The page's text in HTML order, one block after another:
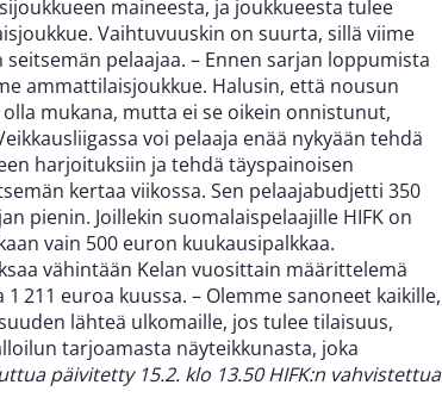
maineesta, ja joukkueesta tulee
Vaihtuvuuskin on suurta, sillä viime
pelaajaa. – Ennen sarjan loppumista
ammattilaisjoukkue. Halusin, että nousun
mukana, mutta ei se oikein onnistunut,
voi pelaaja enää nykyään tehdä
harjoituksiin ja tehdä täyspainoisen
kertaa viikossa. Sen pelaajabudjetti 350
pienin. Joillekin suomalaispelaajille HIFK on
vain 500 euron kuukausipalkkaa.
vähintään Kelan vuosittain määrittelemä
211 euroa kuussa. – Olemme sanoneet kaikille,
lähteä ulkomaille, jos tulee tilaisuus,
tarjoamasta näyteikkunasta, joka
päivitetty 15.2. klo 13.50 HIFK:n vahvistettua